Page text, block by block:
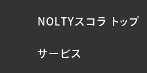
NOLTYスコラ トップ
サービス